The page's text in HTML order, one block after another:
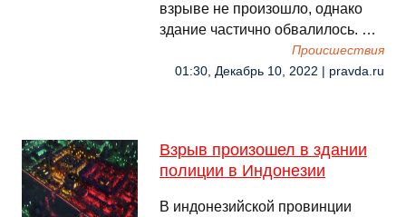
взрыве не произошло, однако
здание частично обвалилось. …
Происшествия
01:30, Декабрь 10, 2022 | pravda.ru
Взрыв произошел в здании
полиции в Индонезии
В индонезийской провинции